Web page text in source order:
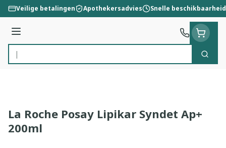
Ga naar de inhoud
Veilige betalingen Apothekersadvies Snelle beschikbaarheid
Menu
Product, merk, categorie...
Zoek
La Roche Posay Lipikar Syndet Ap+
200ml